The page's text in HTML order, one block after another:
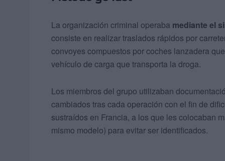
La organización criminal operaba mediante el
consiste en realizar traslados rápidos por
convoyes compuestos por coches lanzadera
vehículo de carga que transporta la droga.
Los miembros del grupo utilizaban
cambiados tras cada operación con el fin de
sustraídos en Francia, a los que les colocaban
mismo modelo) para evitar ser identificados.